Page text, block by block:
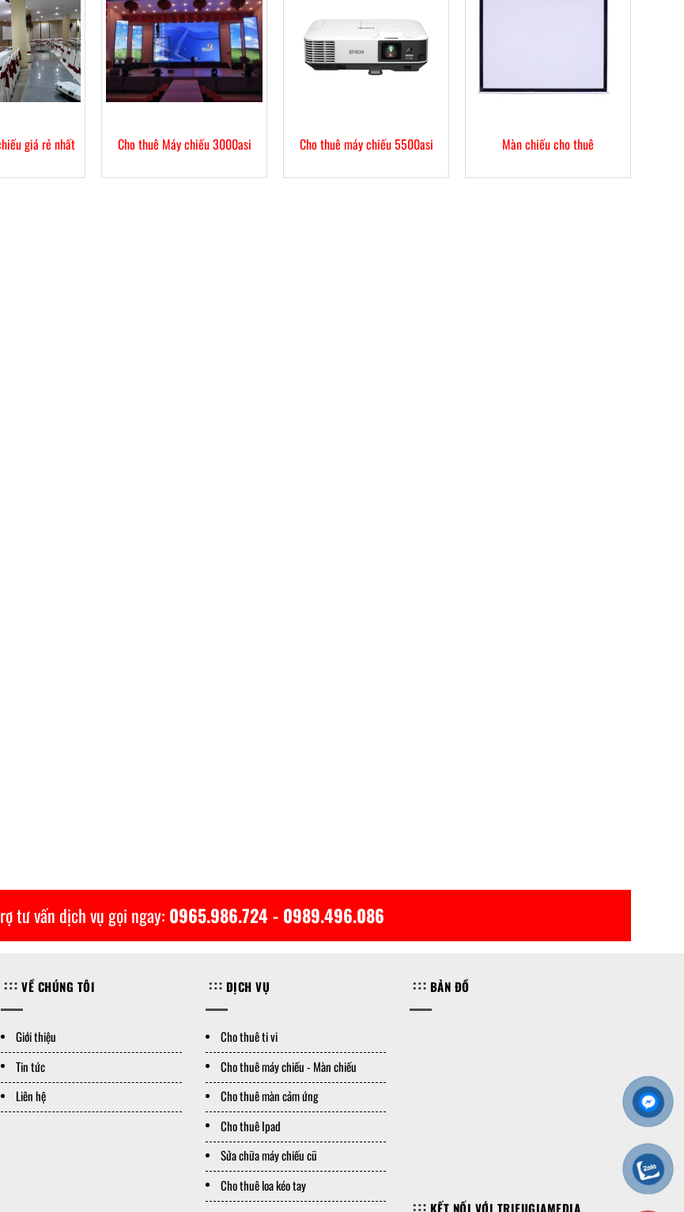
giá rẻ nhất Cho thuê Máy chiếu 3000asi Cho thuê máy chiếu 5500asi Màn chiếu cho thuê
tư vấn dịch vụ gọi ngay: 0965.986.724 - 0989.496.086
VỀ CHÚNG TÔI
Giới thiệu
Tin tức
Liên hệ
DỊCH VỤ
Cho thuê ti vi
Cho thuê máy chiếu - Màn chiếu
Cho thuê màn cảm ứng
Cho thuê Ipad
Sửa chữa máy chiếu cũ
Cho thuê loa kéo tay
BẢN ĐỒ
KẾT NỐI VỚI TRIEUGIAMEDIA